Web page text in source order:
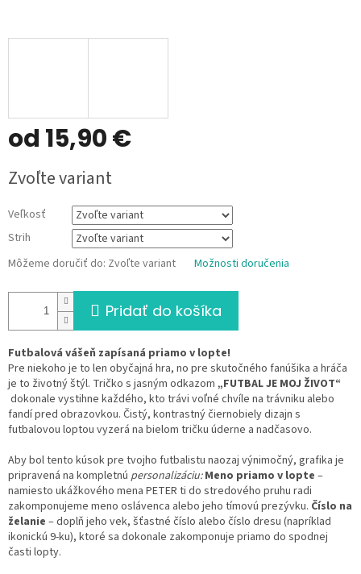
od 15,90 €
cena:
Zvoľte variant
Veľkosť
Strih
Môžeme doručiť do: Zvoľte variant Možnosti doručenia
Pridať do košíka
Futbalová vášeň zapísaná priamo v lopte!
Pre niekoho je to len obyčajná hra, no pre skutočného fanúšika a hráča
je to životný štýl. Tričko s jasným odkazom „FUTBAL JE MOJ ŽIVOT“
dokonale vystihne každého, kto trávi voľné chvíle na trávniku alebo
fandí pred obrazovkou. Čistý, kontrastný čiernobiely dizajn s
futbalovou loptou vyzerá na bielom tričku úderne a nadčasovo.
Aby bol tento kúsok pre tvojho futbalistu naozaj výnimočný, grafika je
pripravená na kompletnú personalizáciu:Meno priamo v lopte –
namiesto ukážkového mena PETER ti do stredového pruhu radi
zakomponujeme meno oslávenca alebo jeho tímovú prezývku. Číslo na
želanie – doplň jeho vek, šťastné číslo alebo číslo dresu (napríklad
ikonickú 9-ku), ktoré sa dokonale zakomponuje priamo do spodnej
časti lopty.